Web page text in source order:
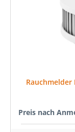
Rauchmelder
Preis nach